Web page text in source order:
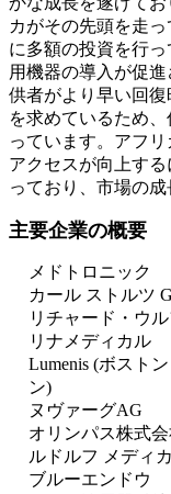
カがその先頭を走
に多額の投資を行
用機器の導入が促
供者がより早い回
を求めているため
っています。アフ
アクセスが向上す
っており、市場の成
主要企業の概要
メドトロニック
カール ストルツ
リチャード・ウ
リナメディカル
Lumenis (ボスト
ン)
ヌヴァーグAG
オリンパス株式
ルドルフ メディ
ブルーエンドウ